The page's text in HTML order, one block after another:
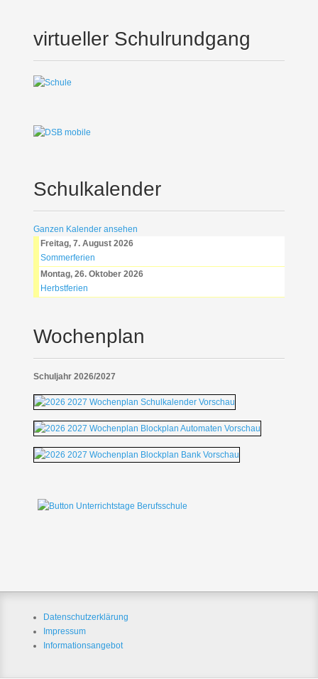
virtueller Schulrundgang
Schulkalender
Ganzen Kalender ansehen
Freitag, 7. August 2026
Sommerferien
Montag, 26. Oktober 2026
Herbstferien
Wochenplan
Schuljahr 2026/2027
Datenschutzerklärung
Impressum
Informationsangebot